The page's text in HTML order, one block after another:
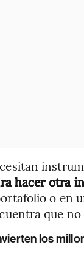
hacer otra
o en
que
los